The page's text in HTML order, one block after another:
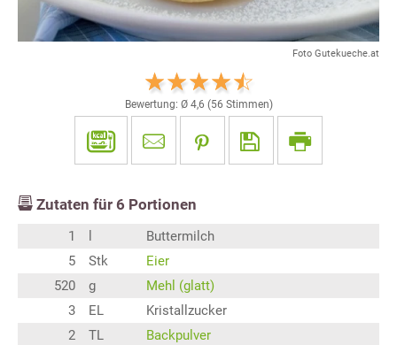
Foto Gutekueche.at
Bewertung: Ø 4,6 (56 Stimmen)
Zutaten für 6 Portionen
1
Buttermilch
5
Stk
Eier
520
g
Mehl (glatt)
3
EL
Kristallzucker
2
TL
Backpulver